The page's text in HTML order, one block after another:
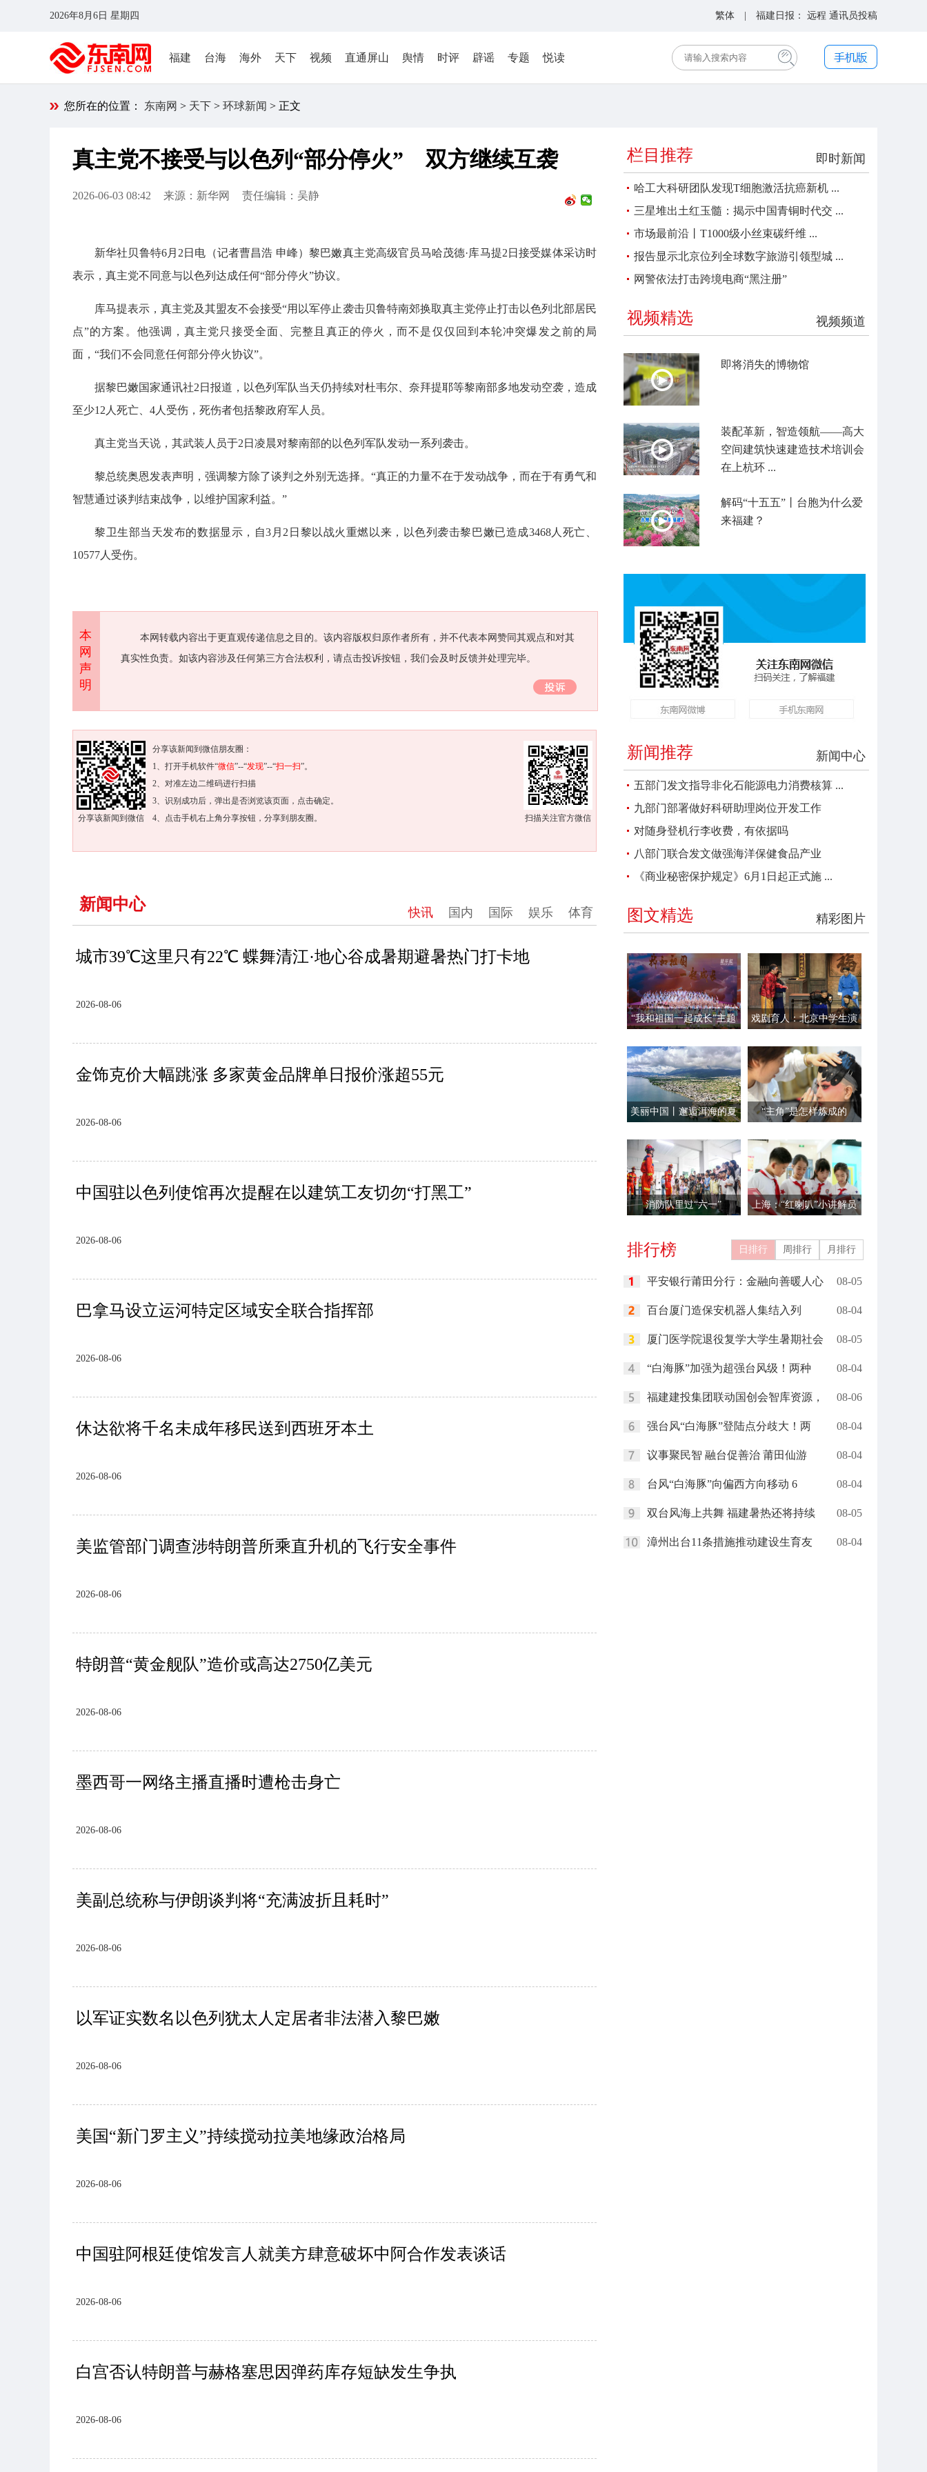
2026年8月6日 星期四 繁体 | 福建日报： 远程 通讯员投稿
福建 台海 海外 天下 视频 直通屏山 舆情 时评 辟谣 专题 悦读
您所在的位置： 东南网 > 天下 > 环球新闻 > 正文
真主党不接受与以色列“部分停火” 双方继续互袭
2026-06-03 08:42 来源：新华网 责任编辑：吴静
新华社贝鲁特6月2日电（记者曹昌浩 申峰）黎巴嫩真主党高级官员马哈茂德·库马提2日接受媒体采访时
表示，真主党不同意与以色列达成任何“部分停火”协议。
库马提表示，真主党及其盟友不会接受“用以军停止袭击贝鲁特南郊换取真主党停止打击以色列北部居民
点”的方案。他强调，真主党只接受全面、完整且真正的停火，而不是仅仅回到本轮冲突爆发之前的局
面，“我们不会同意任何部分停火协议”。
据黎巴嫩国家通讯社2日报道，以色列军队当天仍持续对杜韦尔、奈拜提耶等黎南部多地发动空袭，造成
至少12人死亡、4人受伤，死伤者包括黎政府军人员。
真主党当天说，其武装人员于2日凌晨对黎南部的以色列军队发动一系列袭击。
黎总统奥恩发表声明，强调黎方除了谈判之外别无选择。“真正的力量不在于发动战争，而在于有勇气和
智慧通过谈判结束战争，以维护国家利益。”
黎卫生部当天发布的数据显示，自3月2日黎以战火重燃以来，以色列袭击黎巴嫩已造成3468人死亡、
10577人受伤。
本
网
声
明
本网转载内容出于更直观传递信息之目的。该内容版权归原作者所有，并不代表本网赞同其观点和对其
真实性负责。如该内容涉及任何第三方合法权利，请点击投诉按钮，我们会及时反馈并处理完毕。
扫描关注官方微信
分享该新闻到微信
分享该新闻到微信朋友圈：
1、打开手机软件“微信”--“发现”--“扫一扫”。
2、对准左边二维码进行扫描
3、识别成功后，弹出是否浏览该页面，点击确定。
4、点击手机右上角分享按钮，分享到朋友圈。
新闻中心 快讯 国内 国际 娱乐 体育
城市39℃这里只有22℃ 蝶舞清江·地心谷成暑期避暑热门打卡地
2026-08-06
金饰克价大幅跳涨 多家黄金品牌单日报价涨超55元
2026-08-06
中国驻以色列使馆再次提醒在以建筑工友切勿“打黑工”
2026-08-06
巴拿马设立运河特定区域安全联合指挥部
2026-08-06
休达欲将千名未成年移民送到西班牙本土
2026-08-06
美监管部门调查涉特朗普所乘直升机的飞行安全事件
2026-08-06
特朗普“黄金舰队”造价或高达2750亿美元
2026-08-06
墨西哥一网络主播直播时遭枪击身亡
2026-08-06
美副总统称与伊朗谈判将“充满波折且耗时”
2026-08-06
以军证实数名以色列犹太人定居者非法潜入黎巴嫩
2026-08-06
美国“新门罗主义”持续搅动拉美地缘政治格局
2026-08-06
中国驻阿根廷使馆发言人就美方肆意破坏中阿合作发表谈话
2026-08-06
白宫否认特朗普与赫格塞思因弹药库存短缺发生争执
2026-08-06
即时新闻
栏目推荐
哈工大科研团队发现T细胞激活抗癌新机 ...
三星堆出土红玉髓：揭示中国青铜时代交 ...
市场最前沿丨T1000级小丝束碳纤维 ...
报告显示北京位列全球数字旅游引领型城 ...
网警依法打击跨境电商“黑注册”
视频频道
视频精选
即将消失的博物馆
装配革新，智造领航——高大
空间建筑快速建造技术培训会
在上杭环 ...
解码“十五五”丨台胞为什么爱
来福建？
新闻中心
新闻推荐
五部门发文指导非化石能源电力消费核算 ...
九部门部署做好科研助理岗位开发工作
对随身登机行李收费，有依据吗
八部门联合发文做强海洋保健食品产业
《商业秘密保护规定》6月1日起正式施 ...
精彩图片
图文精选
“我和祖国一起成长”主题
戏剧育人：北京中学生演
美丽中国丨邂逅洱海的夏
“主角”是怎样炼成的
消防队里过“六一”
上海：“红喇叭”小讲解员
排行榜 日排行 周排行 月排行
平安银行莆田分行：金融向善暖人心 08-05
百台厦门造保安机器人集结入列 08-04
厦门医学院退役复学大学生暑期社会 08-05
“白海豚”加强为超强台风级！两种 08-04
福建建投集团联动国创会智库资源， 08-06
强台风“白海豚”登陆点分歧大！两 08-04
议事聚民智 融台促善治 莆田仙游 08-04
台风“白海豚”向偏西方向移动 6 08-04
双台风海上共舞 福建暑热还将持续 08-05
漳州出台11条措施推动建设生育友 08-04